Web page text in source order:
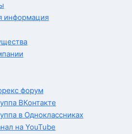
информация
форум
ВКонтакте
в Одноклассниках
на YouTube